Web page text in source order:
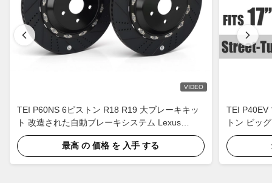
VIDEO
TEI P60NS 6ピストン R18 R19 大ブレーキキッ
ト 改造された自動ブレーキシステム Lexus
IS250 IS300 XE20 XE30 2005-2022用のキャリ
パーパーツ
最高 の 価格 を 入手 する
TEI P40EV
トン ビッ
2008-
CV1/2/3/4/